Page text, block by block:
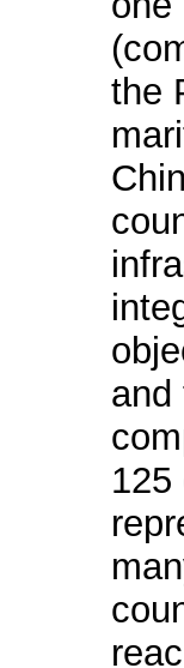
the
and
125